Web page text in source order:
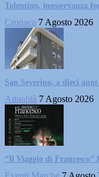
Tolentino, inosservanza
Cronaca 7 Agosto 2026
San Severino, a dieci
Attualità 7 Agosto 2026
“Il Viaggio di Francesco”